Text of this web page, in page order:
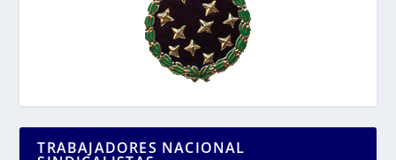
TRABAJADORES NACIONAL